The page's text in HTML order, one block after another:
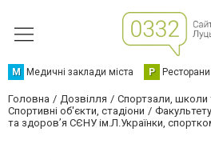
М Медичні заклади міста Р
Головна Дозвілля
Спортзали, школи
Спортивні об'єкти, стадіони
та здоров’я СЄНУ ім.Л.Українки,